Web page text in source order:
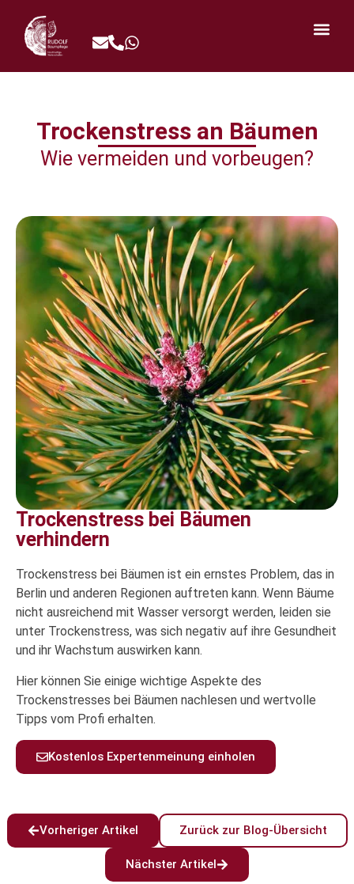
Trockenstress an Bäumen
Wie vermeiden und vorbeugen?
Trockenstress bei Bäumen
verhindern
Trockenstress bei Bäumen ist ein ernstes Problem, das in
Berlin und anderen Regionen auftreten kann. Wenn Bäume
nicht ausreichend mit Wasser versorgt werden, leiden sie
unter Trockenstress, was sich negativ auf ihre Gesundheit
und ihr Wachstum auswirken kann.
Hier können Sie einige wichtige Aspekte des
Trockenstresses bei Bäumen nachlesen und wertvolle
Tipps vom Profi erhalten.
Kostenlos Expertenmeinung einholen
Vorheriger Artikel Zurück zur Blog-Übersicht
Nächster Artikel